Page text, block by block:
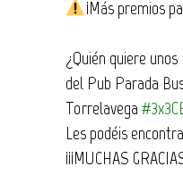
¡Más premios
¿Quién quiere
del Pub Parada
Torrelavega
Les podéis
¡¡¡MUCHAS